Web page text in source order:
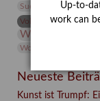
Suermondt-Ludwig-
Volontariat
Walter
Werkbetrachtung
Wolf und Hund
Neueste
Kunst ist Trumpf:
Up-to-
work can